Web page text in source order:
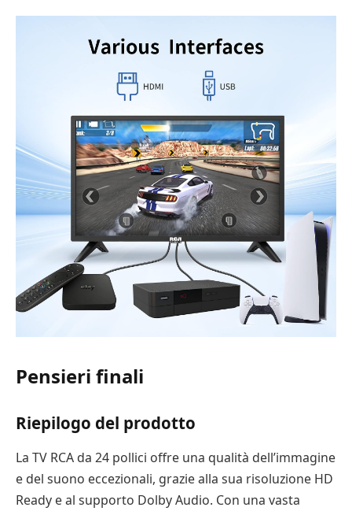
Pensieri finali
Riepilogo del prodotto
La TV RCA da 24 pollici offre una qualità dell’immagine
e del suono eccezionali, grazie alla sua risoluzione HD
Ready e al supporto Dolby Audio. Con una vasta